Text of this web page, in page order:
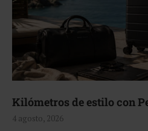
Aerie, texturas que fluyen
4 agosto, 2026